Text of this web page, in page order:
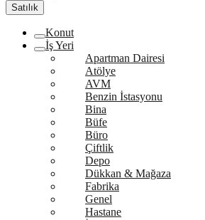
Satılık
Konut
İş Yeri
Apartman Dairesi
Atölye
AVM
Benzin İstasyonu
Bina
Büfe
Büro
Çiftlik
Depo
Dükkan & Mağaza
Fabrika
Genel
Hastane